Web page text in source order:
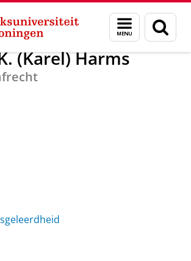
Menu
en
zoeken
mr. H.F.K. (Karel) Harms
(Karel) Harms